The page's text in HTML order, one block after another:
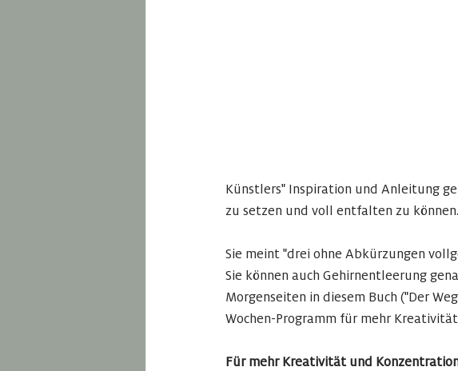
Künstlers" Inspiration und Anleitung
zu setzen und voll entfalten zu
Sie meint "drei ohne Abkürzungen
Sie können auch Gehirnentleerung
Morgenseiten in diesem Buch ("Der
Wochen-Programm für mehr
Für mehr Kreativität und